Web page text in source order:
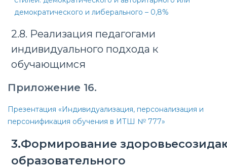
демократического и либерального – 0,8%
2.8. Реализация педагогами
индивидуального подхода к
обучающимся
Приложение 16.
Презентация «Индивидуализация, персонализация и
персонификация обучения в ИТШ № 777»
3.Формирование
образовательного